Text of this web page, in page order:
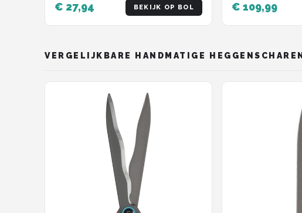
€ 27,94 BEKIJK OP BOL € 109,99
VERGELIJKBARE HANDMATIGE HEGGENSCHAREN